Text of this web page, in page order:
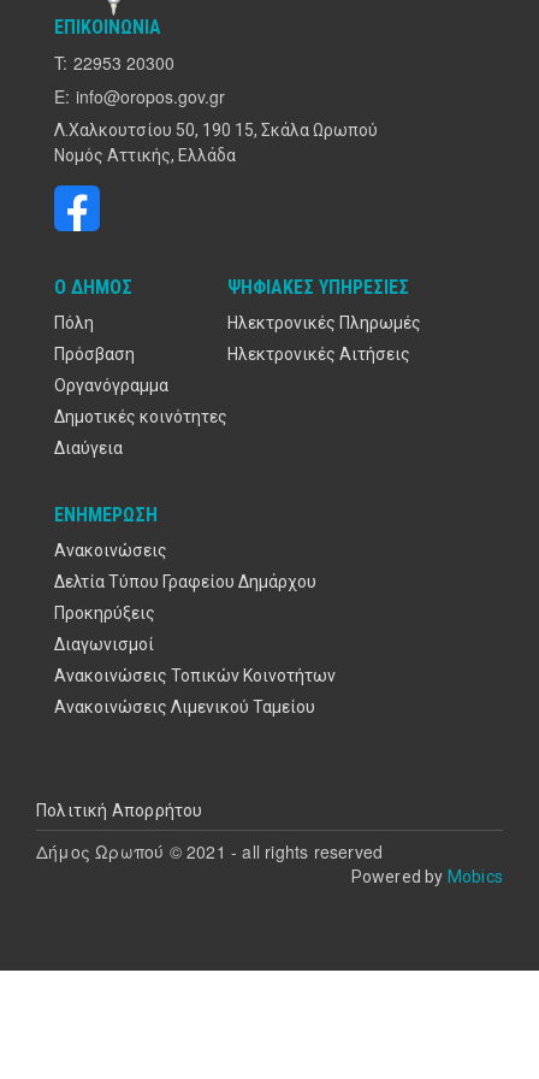
ΕΠΙΚΟΙΝΩΝΊΑ
T: 22953 20300
E: info@oropos.gov.gr
Λ.Χαλκουτσίου 50, 190 15, Σκάλα Ωρωπού
Νομός Αττικής, Ελλάδα
Ο ΔΉΜΟΣ
Πόλη
Πρόσβαση
Οργανόγραμμα
Δημοτικές κοινότητες
Διαύγεια
ΨΗΦΙΑΚΈΣ ΥΠΗΡΕΣΊΕΣ
Ηλεκτρονικές Πληρωμές
Ηλεκτρονικές Αιτήσεις
ΕΝΗΜΈΡΩΣΗ
Ανακοινώσεις
Δελτία Τύπου Γραφείου Δημάρχου
Προκηρύξεις
Διαγωνισμοί
Ανακοινώσεις Τοπικών Κοινοτήτων
Ανακοινώσεις Λιμενικού Ταμείου
Υποσέλιδο
Πολιτική Απορρήτου
Δήμος Ωρωπού © 2021 - all rights reserved
Powered by Mobics